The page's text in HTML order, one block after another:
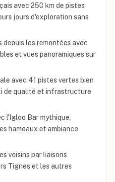
avec 250 km de pistes
jours d'exploration sans
les remontées avec
et vues panoramiques sur
avec 41 pistes vertes bien
de qualité et infrastructure
l'Igloo Bar mythique,
hameaux et ambiance
voisins par liaisons
Tignes et les autres